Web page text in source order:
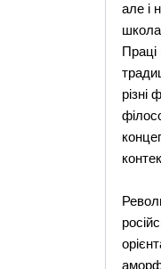
але і
школа
Праці
різні